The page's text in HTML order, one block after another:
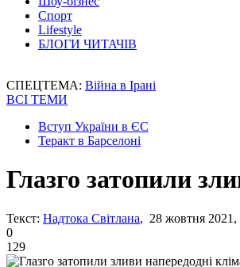
Спорт
Lifestyle
БЛОГИ ЧИТАЧІВ
СПЕЦТЕМА: Війна в Ірані
ВСІ ТЕМИ
Вступ України в ЄС
Теракт в Барселоні
Глазго затопили
Текст: Надтока Світлана, 28 жовтня 2021,
0
129